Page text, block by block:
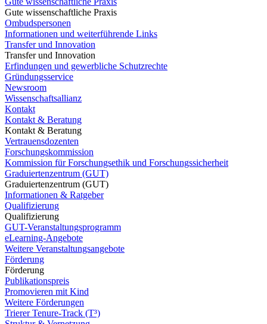
Gute wissenschaftliche Praxis
Ombudspersonen
Informationen und weiterführende Links
Transfer und Innovation
Transfer und Innovation
Erfindungen und gewerbliche Schutzrechte
Gründungsservice
Newsroom
Wissenschaftsallianz
Kontakt
Kontakt & Beratung
Kontakt & Beratung
Vertrauensdozenten
Forschungskommission
Kommission für Forschungsethik und Forschungssicherheit
Graduiertenzentrum (GUT)
Graduiertenzentrum (GUT)
Informationen & Ratgeber
Qualifizierung
Qualifizierung
GUT-Veranstaltungsprogramm
eLearning-Angebote
Weitere Veranstaltungsangebote
Förderung
Förderung
Publikationspreis
Promovieren mit Kind
Weitere Förderungen
Trierer Tenure-Track (T³)